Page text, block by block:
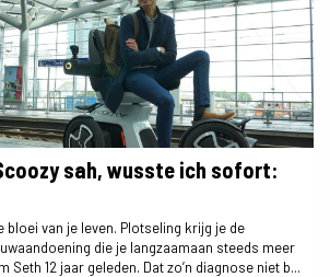
sah, wusste ich sofort:
bloei van je leven. Plotseling krijg je de
die je langzaamaan steeds meer
Seth 12 jaar geleden. Dat zo’n diagnose niet b...